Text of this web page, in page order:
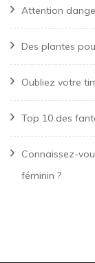
Attention
Des plantes
Oubliez votre
Top 10 des
Connaissez-
féminin ?